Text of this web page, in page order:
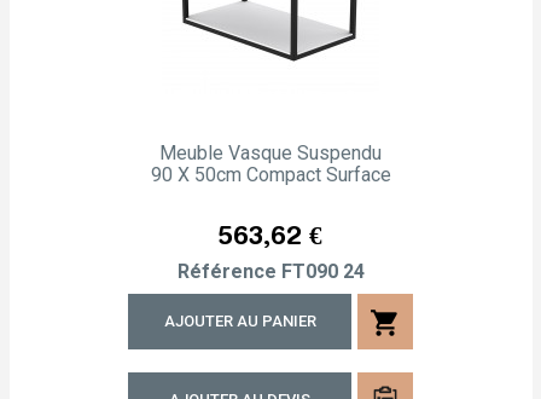
Meuble Vasque Suspendu
90 X 50cm Compact Surface
Prix
563,62 €
Référence FT090 24
AJOUTER AU PANIER shopping_cart